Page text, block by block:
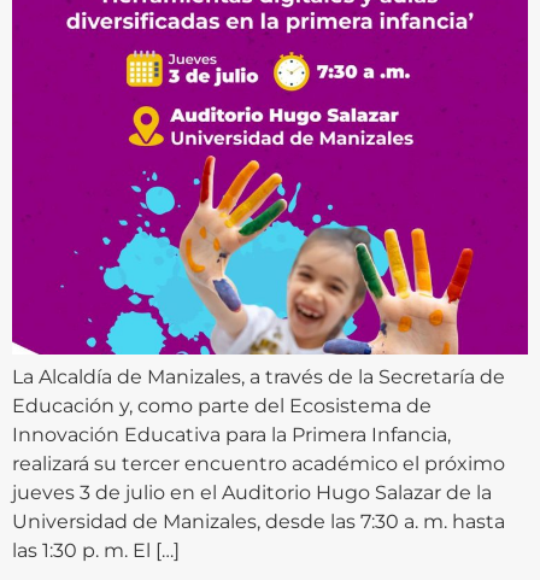
La Alcaldía de Manizales, a través de la Secretaría de
Educación y, como parte del Ecosistema de
Innovación Educativa para la Primera Infancia,
realizará su tercer encuentro académico el próximo
jueves 3 de julio en el Auditorio Hugo Salazar de la
Universidad de Manizales, desde las 7:30 a. m. hasta
las 1:30 p. m. El […]